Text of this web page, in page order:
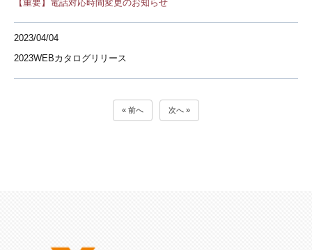
【重要】電話対応時間変更のお知らせ
2023/04/04
2023WEBカタログリリース
« 前へ 次へ »